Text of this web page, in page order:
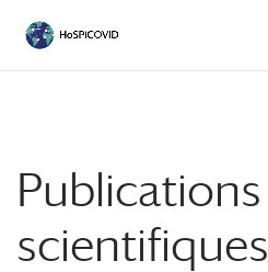
Publications
scientifiques